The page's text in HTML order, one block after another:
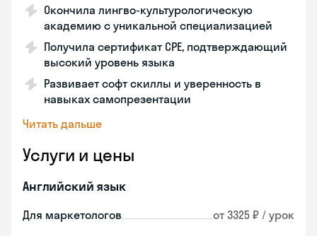
Окончила лингво-культурологическую
академию с уникальной специализацией
Получила сертификат CPE, подтверждающий
высокий уровень языка
Развивает софт скиллы и уверенность в
навыках самопрезентации
Читать дальше
Услуги и цены
Английский язык
Для маркетологов от 3325 ₽ / урок